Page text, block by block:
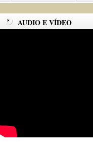
AUDIO E VÍDEO